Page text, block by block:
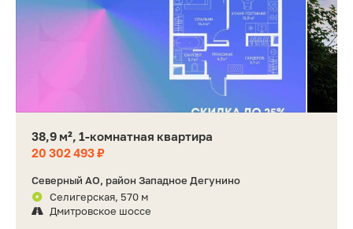
38,9 м², 1-комнатная квартира
20 302 493 ₽
Северный АО, район Западное Дегунино
Селигерская, 570 м
Дмитровское шоссе